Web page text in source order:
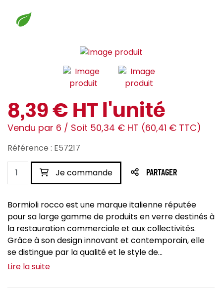
8,39 € HT l'unité
Vendu par 6 / Soit 50,34 € HT (60,41 € TTC)
Référence : E57217
Je commande PARTAGER
Bormioli rocco est une marque italienne réputée
pour sa large gamme de produits en verre destinés à
la restauration commerciale et aux collectivités.
Grâce à son design innovant et contemporain, elle
se distingue par la qualité et le style de...
Lire la suite